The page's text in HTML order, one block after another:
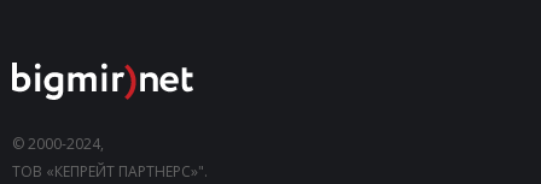
© 2000-2024,
ТОВ «КЕПРЕЙТ ПАРТНЕРС»".